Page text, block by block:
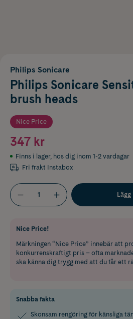
Philips Sonicare
Philips Sonicare
brush heads
Nice Price
347 kr
Finns i lager, hos dig inom 1-2 vardagar
Fri frakt Instabox
Nice Price!
Märkningen “Nice Price” innebär att
konkurrenskraftigt pris – ofta
ska känna dig trygg med att du får ett
Snabba fakta
Skonsam rengöring för känsliga